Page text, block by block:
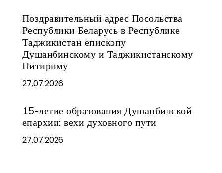
Поздравительный адрес Посольства
Республики Беларусь в Республике
Таджикистан епископу
Душанбинскому и Таджикистанскому
Питириму
27.07.2026
15-летие образования Душанбинской
епархии: вехи духовного пути
27.07.2026